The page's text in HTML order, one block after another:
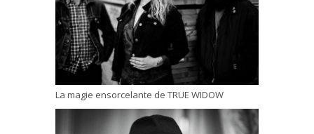
La magie ensorcelante de TRUE WIDOW